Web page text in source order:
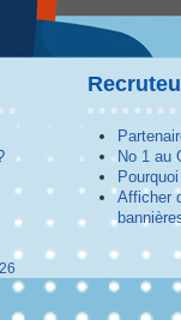
No 1 au
Afficher